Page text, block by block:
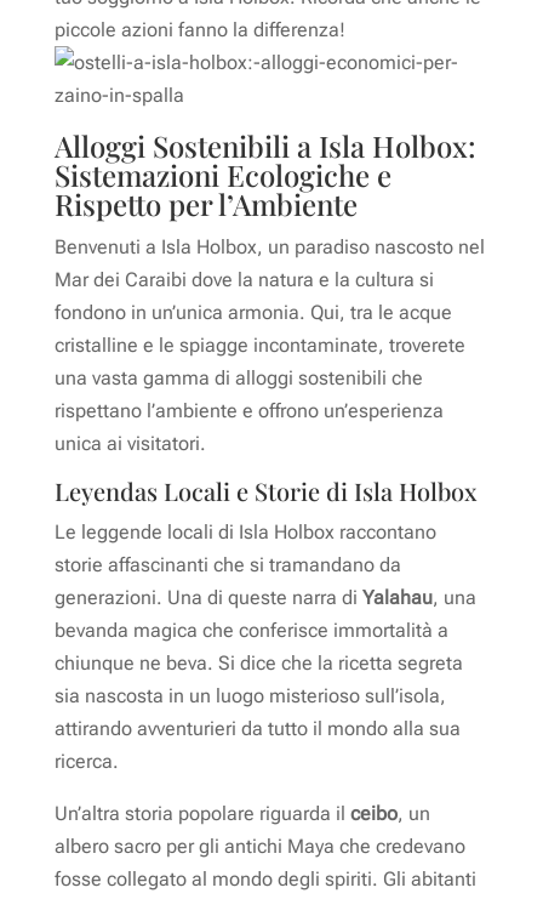
piccole azioni fanno la differenza!
Alloggi Sostenibili a Isla Holbox:
Sistemazioni Ecologiche e
Rispetto per l’Ambiente
Benvenuti a Isla Holbox, un paradiso nascosto nel
Mar dei Caraibi dove la natura e la cultura si
fondono in un’unica armonia. Qui, tra le acque
cristalline e le spiagge incontaminate, troverete
una vasta gamma di alloggi sostenibili che
rispettano l’ambiente e offrono un’esperienza
unica ai visitatori.
Leyendas Locali e Storie di Isla Holbox
Le leggende locali di Isla Holbox raccontano
storie affascinanti che si tramandano da
generazioni. Una di queste narra di Yalahau, una
bevanda magica che conferisce immortalità a
chiunque ne beva. Si dice che la ricetta segreta
sia nascosta in un luogo misterioso sull’isola,
attirando avventurieri da tutto il mondo alla sua
ricerca.
Un’altra storia popolare riguarda il ceibo, un
albero sacro per gli antichi Maya che credevano
fosse collegato al mondo degli spiriti. Gli abitanti